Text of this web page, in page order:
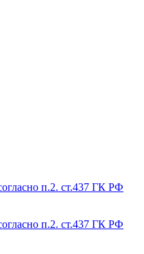
п.2. ст.437 ГК РФ
п.2. ст.437 ГК РФ